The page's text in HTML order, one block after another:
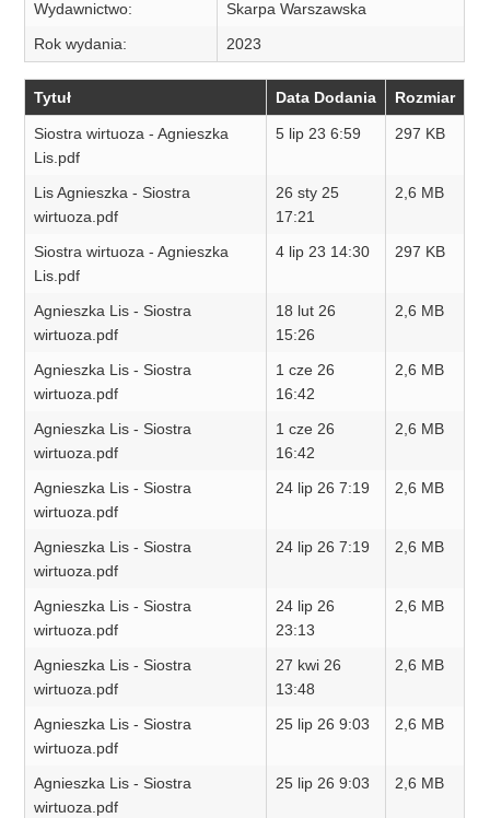
Wydawnictwo:
Skarpa Warszawska
Rok wydania:
2023
Tytuł Data Dodania Rozmiar
Siostra wirtuoza - Agnieszka
Lis.pdf
5 lip 23 6:59 297 KB
Lis Agnieszka - Siostra
wirtuoza.pdf
26 sty 25
17:21
2,6 MB
Siostra wirtuoza - Agnieszka
Lis.pdf
4 lip 23 14:30 297 KB
Agnieszka Lis - Siostra
wirtuoza.pdf
18 lut 26
15:26
2,6 MB
Agnieszka Lis - Siostra
wirtuoza.pdf
1 cze 26
16:42
2,6 MB
Agnieszka Lis - Siostra
wirtuoza.pdf
1 cze 26
16:42
2,6 MB
Agnieszka Lis - Siostra
wirtuoza.pdf
24 lip 26 7:19 2,6 MB
Agnieszka Lis - Siostra
wirtuoza.pdf
24 lip 26 7:19 2,6 MB
Agnieszka Lis - Siostra
wirtuoza.pdf
24 lip 26
23:13
2,6 MB
Agnieszka Lis - Siostra
wirtuoza.pdf
27 kwi 26
13:48
2,6 MB
Agnieszka Lis - Siostra
wirtuoza.pdf
25 lip 26 9:03 2,6 MB
Agnieszka Lis - Siostra
wirtuoza.pdf
25 lip 26 9:03 2,6 MB